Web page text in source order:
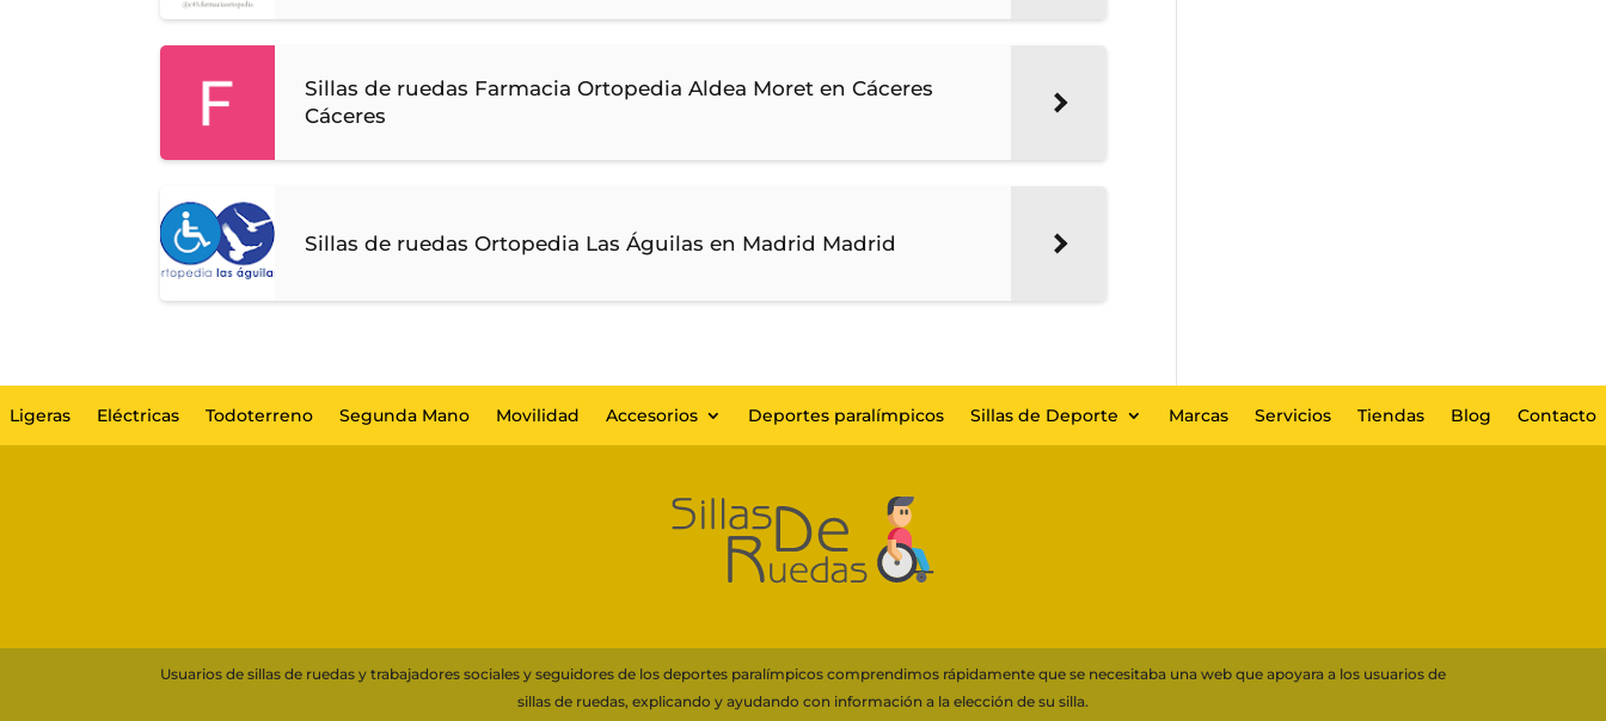
Sillas de ruedas Farmacia Ortopedia Aldea Moret en Cáceres
Cáceres
Sillas de ruedas Ortopedia Las Águilas en Madrid Madrid
Ligeras Eléctricas Todoterreno Segunda Mano Movilidad Accesorios Deportes paralímpicos Sillas de Deporte Marcas Servicios Tiendas Blog Contacto
Usuarios de sillas de ruedas y trabajadores sociales y seguidores de los deportes paralímpicos comprendimos rápidamente que se necesitaba una web que apoyara a los usuarios de
sillas de ruedas, explicando y ayudando con información a la elección de su silla.